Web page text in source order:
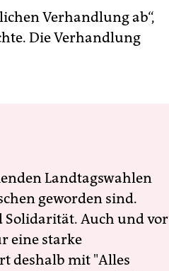
Verhandlung ab“,
Die Verhandlung
Landtagswahlen
geworden sind.
Solidarität. Auch und vor
eine starke
deshalb mit "Alles